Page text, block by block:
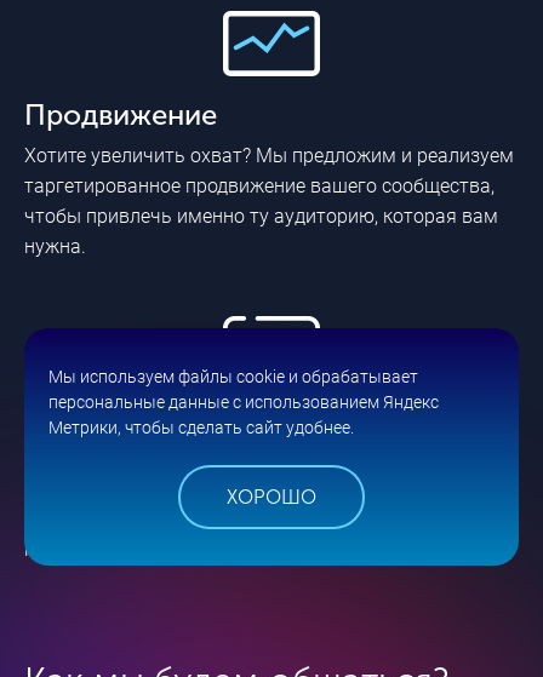
Продвижение
Хотите увеличить охват? Мы предложим и реализуем
таргетированное продвижение вашего сообщества,
чтобы привлечь именно ту аудиторию, которая вам
нужна.
Анализ эффективности
продвижения
Мы проводим анализ, чтобы отслеживать результаты
нашей работы и постепенно улучшать их.
Мы используем файлы cookie и обрабатывает
персональные данные с использованием Яндекс
Метрики, чтобы сделать сайт удобнее.
ХОРОШО